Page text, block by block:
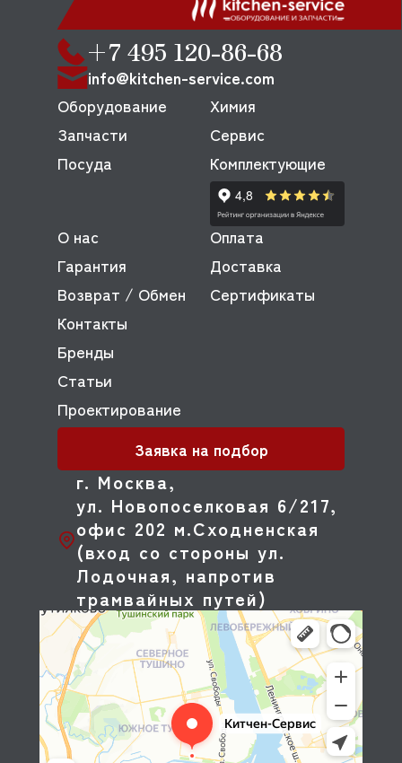
+7 495 120-86-68
info@kitchen-service.com
г. Москва,
ул. Новопоселковая 6/217,
офис 202 м.Сходненская
(вход со стороны ул.
Лодочная, напротив
трамвайных путей)
Оборудование
Запчасти
Посуда
Химия
Сервис
Комплектующие
О нас
Оплата
Гарантия
Доставка
Возврат / Обмен
Сертификаты
Контакты
Бренды
Статьи
Проектирование
Заявка на подбор